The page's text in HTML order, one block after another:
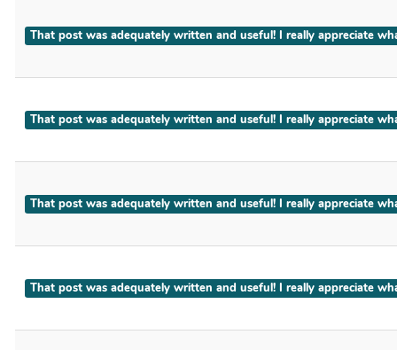
That post was adequately written and useful! I really appreciate
That post was adequately written and useful! I really appreciate
That post was adequately written and useful! I really appreciate
That post was adequately written and useful! I really appreciate